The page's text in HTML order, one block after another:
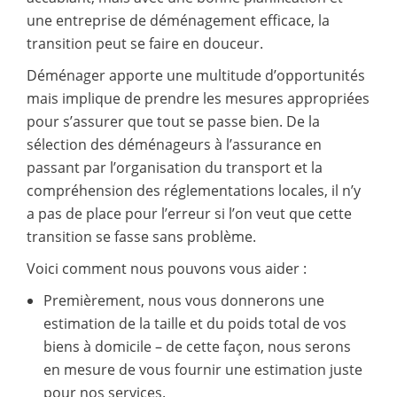
une entreprise de déménagement efficace, la
transition peut se faire en douceur.
Déménager apporte une multitude d’opportunités
mais implique de prendre les mesures appropriées
pour s’assurer que tout se passe bien. De la
sélection des déménageurs à l’assurance en
passant par l’organisation du transport et la
compréhension des réglementations locales, il n’y
a pas de place pour l’erreur si l’on veut que cette
transition se fasse sans problème.
Voici comment nous pouvons vous aider :
Premièrement, nous vous donnerons une
estimation de la taille et du poids total de vos
biens à domicile – de cette façon, nous serons
en mesure de vous fournir une estimation juste
pour nos services.